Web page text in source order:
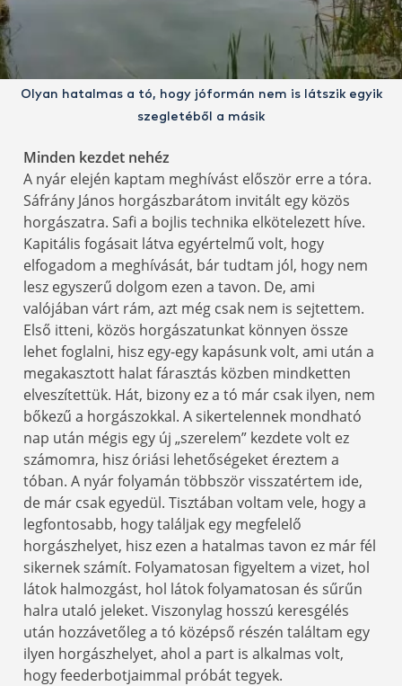
Olyan hatalmas a tó, hogy jóformán nem is látszik egyik
szegletéből a másik
Minden kezdet nehéz
A nyár elején kaptam meghívást először erre a tóra.
Sáfrány János horgászbarátom invitált egy közös
horgászatra. Safi a bojlis technika elkötelezett híve.
Kapitális fogásait látva egyértelmű volt, hogy
elfogadom a meghívását, bár tudtam jól, hogy nem
lesz egyszerű dolgom ezen a tavon. De, ami
valójában várt rám, azt még csak nem is sejtettem.
Első itteni, közös horgászatunkat könnyen össze
lehet foglalni, hisz egy-egy kapásunk volt, ami után a
megakasztott halat fárasztás közben mindketten
elveszítettük. Hát, bizony ez a tó már csak ilyen, nem
bőkezű a horgászokkal. A sikertelennek mondható
nap után mégis egy új „szerelem” kezdete volt ez
számomra, hisz óriási lehetőségeket éreztem a
tóban. A nyár folyamán többször visszatértem ide,
de már csak egyedül. Tisztában voltam vele, hogy a
legfontosabb, hogy találjak egy megfelelő
horgászhelyet, hisz ezen a hatalmas tavon ez már fél
sikernek számít. Folyamatosan figyeltem a vizet, hol
látok halmozgást, hol látok folyamatosan és sűrűn
halra utaló jeleket. Viszonylag hosszú keresgélés
után hozzávetőleg a tó középső részén találtam egy
ilyen horgászhelyet, ahol a part is alkalmas volt,
hogy feederbotjaimmal próbát tegyek.